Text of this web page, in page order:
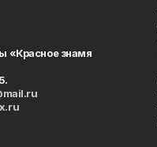
«Красное знамя